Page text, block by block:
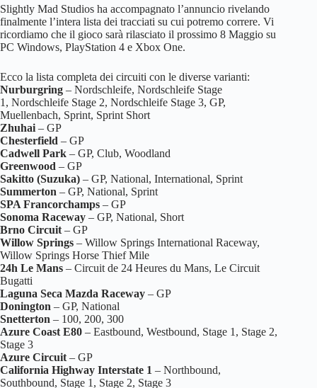
Slightly Mad Studios ha accompagnato l’annuncio rivelando
finalmente l’intera lista dei tracciati su cui potremo correre. Vi
ricordiamo che il gioco sarà rilasciato il prossimo 8 Maggio su
PC Windows, PlayStation 4 e Xbox One.
Ecco la lista completa dei circuiti con le diverse varianti:
Nurburgring – Nordschleife, Nordschleife Stage
1, Nordschleife Stage 2, Nordschleife Stage 3, GP,
Muellenbach, Sprint, Sprint Short
Zhuhai – GP
Chesterfield – GP
Cadwell Park – GP, Club, Woodland
Greenwood – GP
Sakitto (Suzuka) – GP, National, International, Sprint
Summerton – GP, National, Sprint
SPA Francorchamps – GP
Sonoma Raceway – GP, National, Short
Brno Circuit – GP
Willow Springs – Willow Springs International Raceway,
Willow Springs Horse Thief Mile
24h Le Mans – Circuit de 24 Heures du Mans, Le Circuit
Bugatti
Laguna Seca Mazda Raceway – GP
Donington – GP, National
Snetterton – 100, 200, 300
Azure Coast E80 – Eastbound, Westbound, Stage 1, Stage 2,
Stage 3
Azure Circuit – GP
California Highway Interstate 1 – Northbound,
Southbound, Stage 1, Stage 2, Stage 3